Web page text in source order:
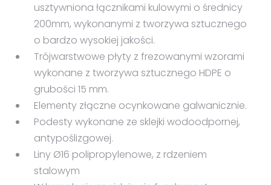
usztywniona łącznikami kulowymi o średnicy
200mm, wykonanymi z tworzywa sztucznego
o bardzo wysokiej jakości.
Trójwarstwowe płyty z frezowanymi wzorami
wykonane z tworzywa sztucznego HDPE o
grubości 15 mm.
Elementy złączne ocynkowane galwanicznie.
Podesty wykonane ze sklejki wodoodpornej,
antypoślizgowej.
Liny Ø16 polipropylenowe, z rdzeniem
stalowym